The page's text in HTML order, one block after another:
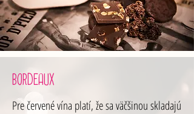
BORDEAUX
Pre červené vína platí, že sa väčšinou skladajú